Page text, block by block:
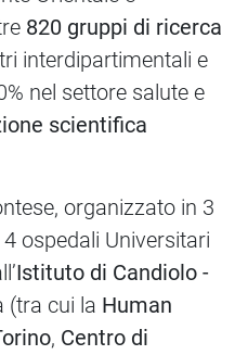
820 gruppi di ricerca
interdipartimentali e
nel settore salute e
scientifica
organizzato in 3
ospedali Universitari
Istituto di Candiolo -
(tra cui la Human
, Centro di